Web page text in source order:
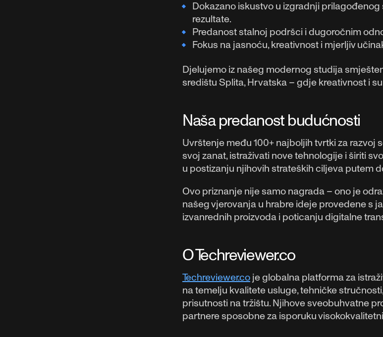
Dokazano iskustvo u izgradnji
rezultate.
Predanost stalnoj podršci i dugoročnim
Fokus na jasnoću, kreativnost i mjerljiv
Djelujemo iz našeg modernog studija
središtu Splita, Hrvatska – gdje kreativnost i
Naša predanost budućnosti
Uvrštenje među 100+ najboljih tvrtki za razvoj
svoj zanat, istraživati nove tehnologije i širiti
u postizanju njihovih strateških ciljeva putem
Ovo priznanje nije samo nagrada – ono je
našeg vjerovanja u hrabre ideje provedene s
izvanrednih proizvoda i poticanju digitalne
O Techreviewer.co
Techreviewer.co je globalna platforma za
na temelju kvalitete usluge, tehničke
prisutnosti na tržištu. Njihove sveobuhvatne
partnere sposobne za isporuku